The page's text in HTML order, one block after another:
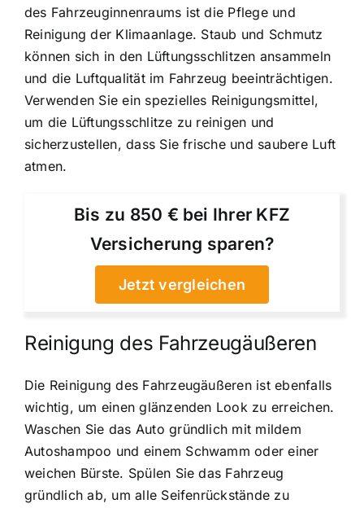
des Fahrzeuginnenraums ist die Pflege und
Reinigung der Klimaanlage. Staub und Schmutz
können sich in den Lüftungsschlitzen ansammeln
und die Luftqualität im Fahrzeug beeinträchtigen.
Verwenden Sie ein spezielles Reinigungsmittel,
um die Lüftungsschlitze zu reinigen und
sicherzustellen, dass Sie frische und saubere Luft
atmen.
Bis zu 850 € bei Ihrer KFZ
Versicherung sparen?
Jetzt vergleichen
Reinigung des Fahrzeugäußeren
Die Reinigung des Fahrzeugäußeren ist ebenfalls
wichtig, um einen glänzenden Look zu erreichen.
Waschen Sie das Auto gründlich mit mildem
Autoshampoo und einem Schwamm oder einer
weichen Bürste. Spülen Sie das Fahrzeug
gründlich ab, um alle Seifenrückstände zu